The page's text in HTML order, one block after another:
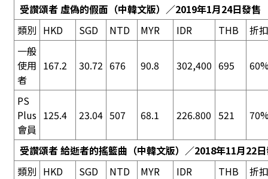
受讚頌者 虛偽的假面 （中韓文版）／2019年1月24日發售
類別 HKD SGD NTD MYR IDR THB
折
一般
使用
者
167.2 30.72 676 90.8 302,400 695
PS
Plus
會員
125.4 23.04 507 68.1 226.800 521
受讚頌者 給逝者的搖籃曲 （中韓文版）／2018年11月22
類別 HKD SGD NTD MYR IDR THB
折